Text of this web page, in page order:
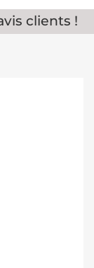
clients !